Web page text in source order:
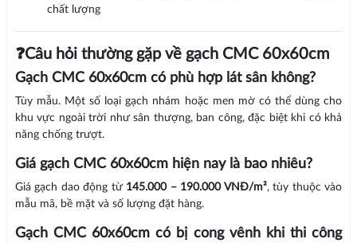
chất lượng
❓Câu hỏi thường gặp về gạch CMC 60x60cm
Gạch CMC 60x60cm có phù hợp lát sân không?
Tùy mẫu. Một số loại gạch nhám hoặc men mờ có thể dùng cho
khu vực ngoài trời như sân thượng, ban công, đặc biệt khi có khả
năng chống trượt.
Giá gạch CMC 60x60cm hiện nay là bao nhiêu?
Giá gạch dao động từ 145.000 – 190.000 VNĐ/m², tùy thuộc vào
mẫu mã, bề mặt và số lượng đặt hàng.
Gạch CMC 60x60cm có bị cong vênh khi thi công